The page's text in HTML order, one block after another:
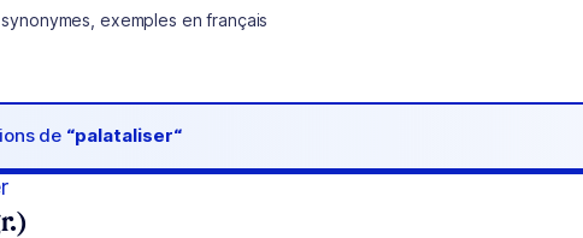
exemples en français
de “palataliser“